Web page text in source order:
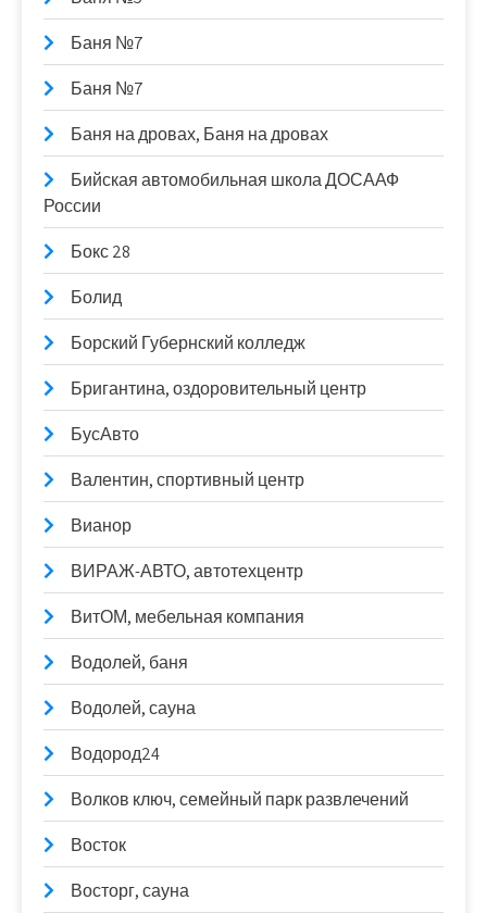
Баня №7
Баня №7
Баня на дровах, Баня на дровах
Бийская автомобильная школа ДОСААФ
России
Бокс 28
Болид
Борский Губернский колледж
Бригантина, оздоровительный центр
БусАвто
Валентин, спортивный центр
Вианор
ВИРАЖ-АВТО, автотехцентр
ВитОМ, мебельная компания
Водолей, баня
Водолей, сауна
Водород24
Волков ключ, семейный парк развлечений
Восток
Восторг, сауна